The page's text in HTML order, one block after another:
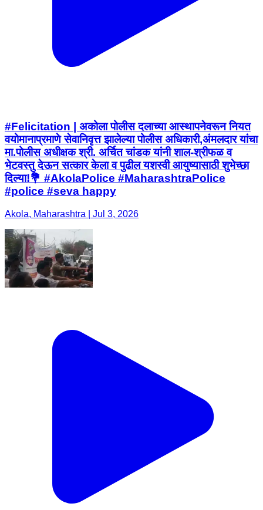
#Felicitation | अकोला पोलीस दलाच्या आस्थापनेवरून नियत
वयोमानाप्रमाणे सेवानिवृत्त झालेल्या पोलीस अधिकारी,अंमलदार यांचा
मा.पोलीस अधीक्षक श्री. अर्चित चांडक यांनी शाल-श्रीफळ व
भेटवस्तु देऊन सत्कार केला व पुढील यशस्वी आयुष्यासाठी शुभेच्छा
दिल्या!💐 #AkolaPolice #MaharashtraPolice
#police #seva happy
Akola, Maharashtra | Jul 3, 2026